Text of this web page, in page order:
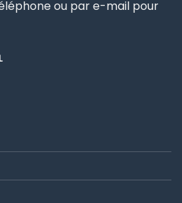
ou par e-mail pour